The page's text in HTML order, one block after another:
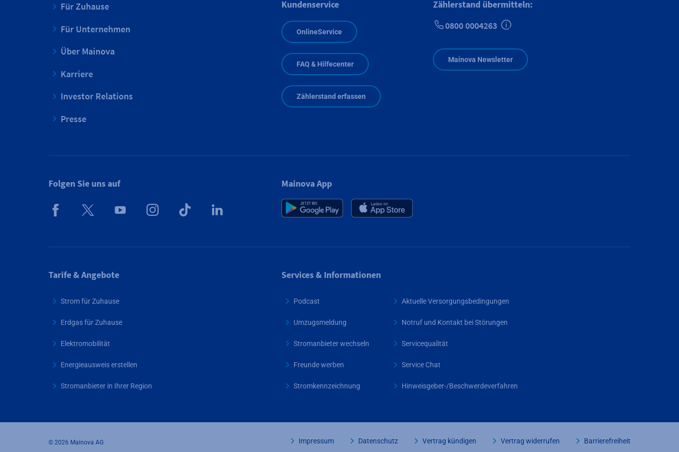
Für Zuhause
Für Unternehmen
Über Mainova
Karriere
Investor Relations
Presse
Kundenservice
OnlineService
FAQ & Hilfecenter
Zählerstand erfassen
Zählerstand übermitteln:
0800 0004263
Mainova Newsletter
Folgen Sie uns auf Mainova App
Tarife & Angebote
Strom für Zuhause
Erdgas für Zuhause
Elektromobilität
Energieausweis erstellen
Stromanbieter in Ihrer Region
Services & Informationen
Podcast
Umzugsmeldung
Stromanbieter wechseln
Freunde werben
Stromkennzeichnung
Aktuelle Versorgungsbedingungen
Notruf und Kontakt bei Störungen
Servicequalität
Service Chat
Hinweisgeber-/Beschwerdeverfahren
© 2026 Mainova AG Impressum Datenschutz Vertrag kündigen Vertrag widerrufen Barrierefreiheit